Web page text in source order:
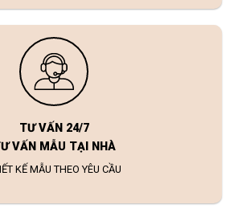
TƯ VẤN 24/7
VẤN MẪU TẠI NHÀ
KẾ MẪU THEO YÊU CẦU